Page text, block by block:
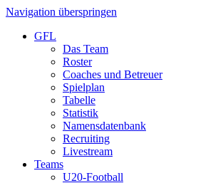
Navigation überspringen
GFL
Das Team
Roster
Coaches und Betreuer
Spielplan
Tabelle
Statistik
Namensdatenbank
Recruiting
Livestream
Teams
U20-Football